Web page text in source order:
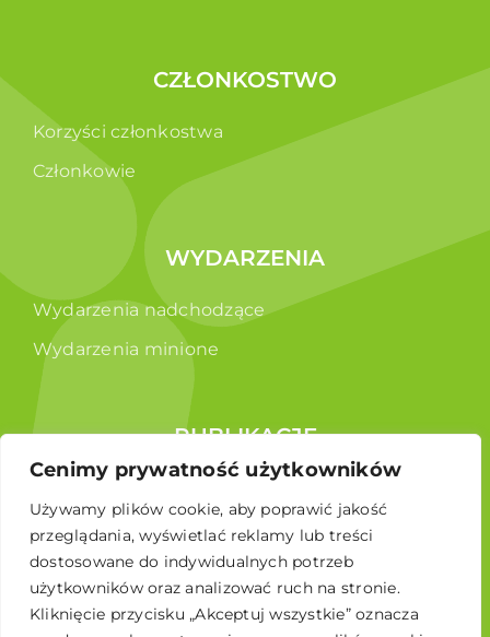
Cenimy prywatność użytkowników
Używamy plików cookie, aby poprawić jakość
przeglądania, wyświetlać reklamy lub treści
dostosowane do indywidualnych potrzeb
użytkowników oraz analizować ruch na stronie.
Kliknięcie przycisku „Akceptuj wszystkie” oznacza
CZŁONKOSTWO
Korzyści członkostwa
Członkowie
WYDARZENIA
Wydarzenia nadchodzące
Wydarzenia minione
PUBLIKACJE
Broszura edukacyjna